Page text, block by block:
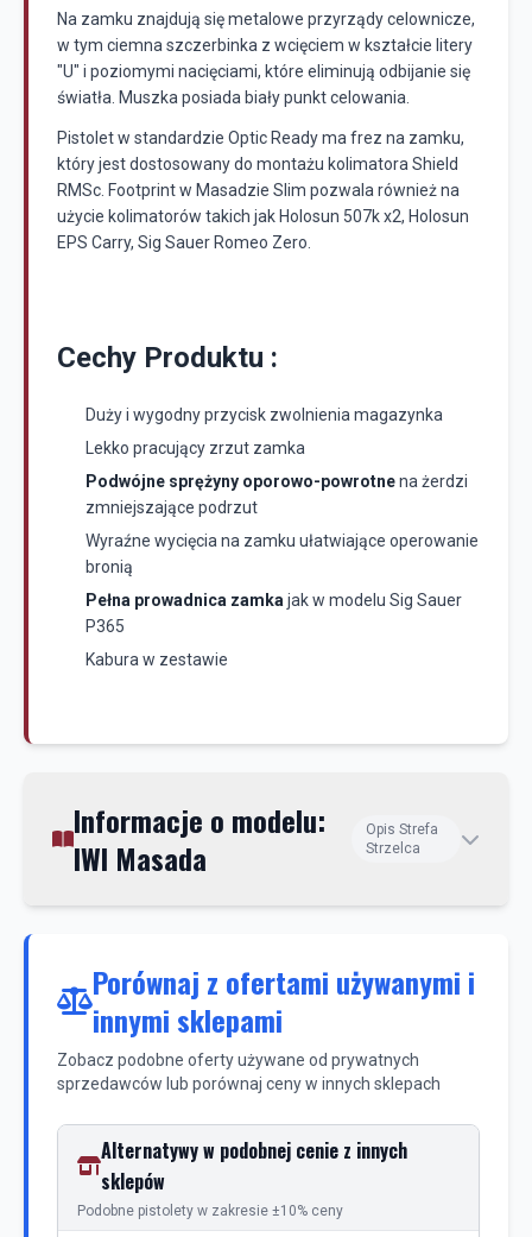
Na zamku znajdują się metalowe przyrządy celownicze,
w tym ciemna szczerbinka z wcięciem w kształcie litery
"U" i poziomymi nacięciami, które eliminują odbijanie się
światła. Muszka posiada biały punkt celowania.
Pistolet w standardzie Optic Ready ma frez na zamku,
który jest dostosowany do montażu kolimatora Shield
RMSc. Footprint w Masadzie Slim pozwala również na
użycie kolimatorów takich jak Holosun 507k x2, Holosun
EPS Carry, Sig Sauer Romeo Zero.
Cechy Produktu :
Duży i wygodny przycisk zwolnienia magazynka
Lekko pracujący zrzut zamka
Podwójne sprężyny oporowo-powrotnena żerdzi
zmniejszające podrzut
Wyraźne wycięcia na zamku ułatwiające operowanie
bronią
Pełna prowadnica zamkajak w modelu Sig Sauer
P365
Kabura w zestawie
Informacje o modelu:
IWI Masada
Opis Strefa
Strzelca
Porównaj z ofertami używanymi i
innymi sklepami
Zobacz podobne oferty używane od prywatnych
sprzedawców lub porównaj ceny w innych sklepach
Alternatywy w podobnej cenie z innych
sklepów
Podobne pistolety w zakresie ±10% ceny